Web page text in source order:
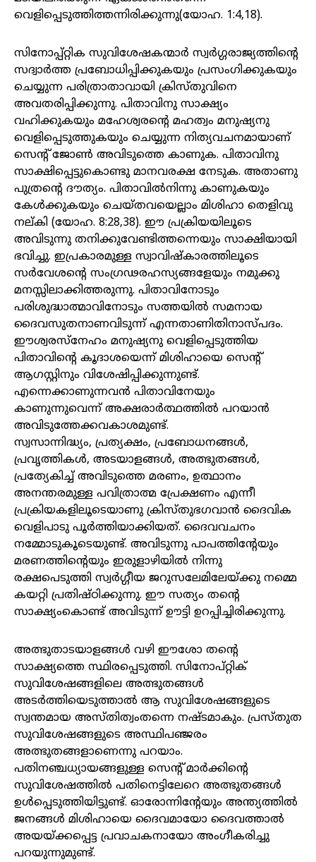
വെളിപ്പെടുത്തിത്തന്നിരിക്കുന്നു(യോഹ. 1:4,18).
സിനോപ്പ്റ്റിക സുവിശേഷകന്മാർ സ്വർഗ്ഗരാജ്യത്തിന്റെ
സദ്വാർത്ത പ്രബോധിപ്പിക്കുകയും പ്രസംഗിക്കുകയും
ചെയ്യുന്ന പരിത്രാതാവായി ക്രിസ്തുവിനെ
അവതരിപ്പിക്കുന്നു. പിതാവിനു സാക്ഷ്യം
വഹിക്കുകയും മഹേശ്വരന്റെ മഹത്വം മനുഷ്യനു
വെളിപ്പെടുത്തുകയും ചെയ്യുന്ന നിത്യവചനമായാണ്
സെന്റ് ജോൺ അവിടുത്തെ കാണുക. പിതാവിനു
സാക്ഷിപ്പെട്ടുകൊണ്ടു മാനവരക്ഷ നേടുക. അതാണു
പുത്രന്റെ ദൗത്യം. പിതാവിൽനിന്നു കാണുകയും
കേൾക്കുകയും ചെയ്തവയെല്ലാം മിശിഹാ തെളിവു
നല്കി (യോഹ. 8:28,38). ഈ പ്രക്രിയയിലൂടെ
അവിടുന്നു തനിക്കുവേണ്ടിത്തന്നെയും സാക്ഷിയായി
ഭവിച്ചു. ഇപ്രകാരമുള്ള സ്വാവിഷ്‌കാരത്തിലൂടെ
സർവേശന്റെ സംഗ്രഢരഹസ്യങ്ങളേയും നമുക്കു
മനസ്സിലാക്കിത്തരുന്നു. പിതാവിനോടും
പരിശുദ്ധാത്മാവിനോടും സത്തയിൽ സമനായ
ദൈവസുതനാണവിടുന്ന് എന്നതാണിതിനാസ്പദം.
ഈശ്വരസ്‌നേഹം മനുഷ്യനു വെളിപ്പെടുത്തിയ
പിതാവിന്റെ കൂദാശയെന്ന് മിശിഹായെ സെന്റ്
ആഗസ്റ്റിനും വിശേഷിപ്പിക്കുന്നുണ്ട്.
എന്നെക്കാണുന്നവൻ പിതാവിനേയും
കാണുന്നുവെന്ന് അക്ഷരാർത്ഥത്തിൽ പറയാൻ
അവിടുത്തേക്കവകാശമുണ്ട്.
സ്വസാന്നിദ്ധ്യം, പ്രത്യക്ഷം, പ്രബോധനങ്ങൾ,
പ്രവൃത്തികൾ, അടയാളങ്ങൾ, അത്ഭുതങ്ങൾ,
പ്രത്യേകിച്ച് അവിടുത്തെ മരണം, ഉത്ഥാനം
അനന്തരമുള്ള പവിത്രാത്മ പ്രേക്ഷണം എന്നീ
പ്രക്രിയകളിലൂടെയാണു ക്രിസ്തുഭഗവാൻ ദൈവിക
വെളിപാടു പൂർത്തിയാക്കിയത്. ദൈവവചനം
നമ്മോടുകൂടെയുണ്ട്. അവിടുന്നു പാപത്തിന്റേയും
മരണത്തിന്റെയും ഇരുളാഴിയിൽ നിന്നു
രക്ഷപെടുത്തി സ്വർഗ്ഗീയ ജറുസലേമിലേയ്ക്കു നമ്മെ
കയറ്റി പ്രതിഷ്ഠിക്കുന്നു. ഈ സത്യം തന്റെ
സാക്ഷ്യംകൊണ്ട് അവിടുന്ന് ഊട്ടി ഉറപ്പിച്ചിരിക്കുന്നു.
അത്ഭുതാടയാളങ്ങൾ വഴി ഈശോ തന്റെ
സാക്ഷ്യത്തെ സ്ഥിരപ്പെടുത്തി. സിനോപ്റ്റിക്
സുവിശേഷങ്ങളിലെ അത്ഭുതങ്ങൾ
അടർത്തിയെടുത്താൽ ആ സുവിശേഷങ്ങളുടെ
സ്വന്തമായ അസ്തിത്വംതന്നെ നഷ്ടമാകും. പ്രസ്തുത
സുവിശേഷങ്ങളുടെ അസ്ഥിപഞ്ജരം
അത്ഭുതങ്ങളാണെന്നു പറയാം.
പതിനഞ്ചധ്യായങ്ങളുള്ള സെന്റ് മാർക്കിന്റെ
സുവിശേഷത്തിൽ പതിനെട്ടിലേറെ അത്ഭുതങ്ങൾ
ഉൾപ്പെടുത്തിയിട്ടുണ്ട്. ഓരോന്നിന്റേയും അന്ത്യത്തിൽ
ജനങ്ങൾ മിശിഹായെ ദൈവമായോ ദൈവത്താൽ
അയയ്ക്കപ്പെട്ട പ്രവാചകനായോ അംഗീകരിച്ചു
പറയുന്നുമുണ്ട്.